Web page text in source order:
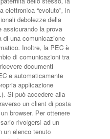
elettronica “evoluto”, in
debolezze della
assicurando la prova
di una comunicazione
Inoltre, la PEC è
di comunicazioni tra
documenti
e automaticamente
applicazione
Si può accedere alla
un client di posta
browser. Per ottenere
rivolgersi ad un
un elenco tenuto